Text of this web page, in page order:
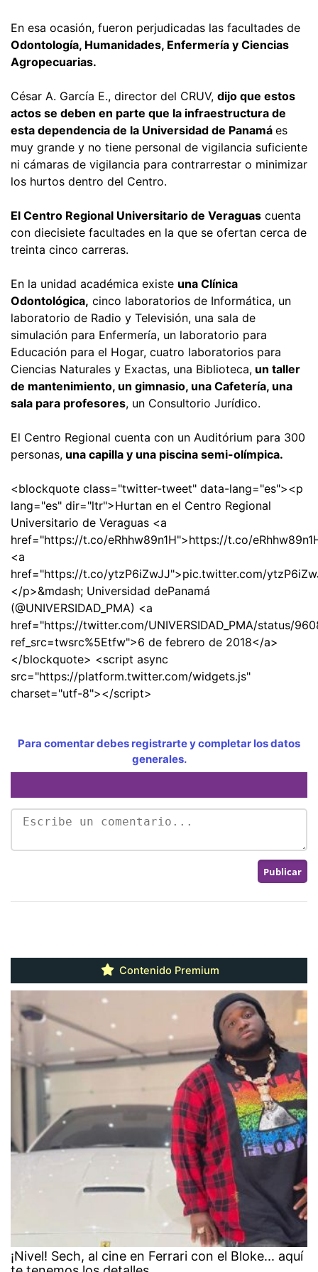
En esa ocasión, fueron perjudicadas las facultades de
Odontología, Humanidades, Enfermería y Ciencias
Agropecuarias.
César A. García E., director del CRUV, dijo que estos
actos se deben en parte que la infraestructura de
esta dependencia de la Universidad de Panamá es
muy grande y no tiene personal de vigilancia suficiente
ni cámaras de vigilancia para contrarrestar o minimizar
los hurtos dentro del Centro.
El Centro Regional Universitario de Veraguas cuenta
con diecisiete facultades en la que se ofertan cerca de
treinta cinco carreras.
En la unidad académica existe una Clínica
Odontológica, cinco laboratorios de Informática, un
laboratorio de Radio y Televisión, una sala de
simulación para Enfermería, un laboratorio para
Educación para el Hogar, cuatro laboratorios para
Ciencias Naturales y Exactas, una Biblioteca, un taller
de mantenimiento, un gimnasio, una Cafetería, una
sala para profesores, un Consultorio Jurídico.
El Centro Regional cuenta con un Auditórium para 300
personas, una capilla y una piscina semi-olímpica.
<blockquote class="twitter-tweet" data-lang="es"><p
lang="es" dir="ltr">Hurtan en el Centro Regional
Universitario de Veraguas <a
href="https://t.co/eRhhw89n1H">https://t.co/
<a
href="https://t.co/ytzP6iZwJJ">pic.twitter.com/
</p>&mdash; Universidad dePanamá
(@UNIVERSIDAD_PMA) <a
href="https://twitter.com/UNIVERSIDAD_PMA/status/
ref_src=twsrc%5Etfw">6 de febrero de 2018</a>
</blockquote> <script async
src="https://platform.twitter.com/widgets.js"
charset="utf-8"></script>
Para comentar debes registrarte y completar los datos
generales.
Contenido Premium
¡Nivel! Sech, al cine en Ferrari con el Bloke... aquí